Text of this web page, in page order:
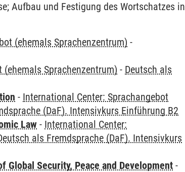
Aufbau und Festigung des Wortschatzes in
(ehemals Sprachenzentrum) -
Sprachenzentrum) - Deutsch als
- International Center: Sprachangebot
(DaF). Intensivkurs Einführung B2
Law - International Center:
als Fremdsprache (DaF). Intensivkurs
Global Security, Peace and Development -